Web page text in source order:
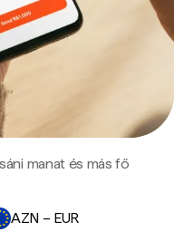
manat és más fő
AZN – EUR